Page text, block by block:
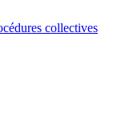
collectives